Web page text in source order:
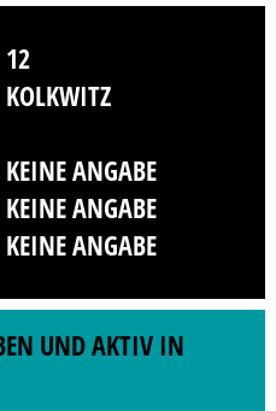
12
KOLKWITZ
KEINE ANGABE
KEINE ANGABE
KEINE ANGABE
UND AKTIV IN